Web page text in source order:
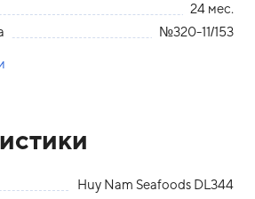
24 мес.
№320-11/153
Huy Nam Seafoods DL344